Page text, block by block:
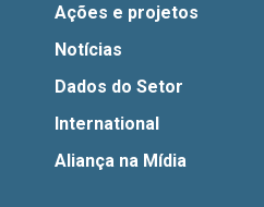
Ações e projetos
Notícias
Dados do Setor
International
Aliança na Mídia